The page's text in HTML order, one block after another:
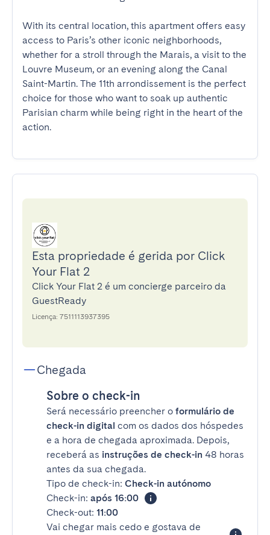
With its central location, this apartment offers easy
access to Paris’s other iconic neighborhoods,
whether for a stroll through the Marais, a visit to the
Louvre Museum, or an evening along the Canal
Saint-Martin. The 11th arrondissement is the perfect
choice for those who want to soak up authentic
Parisian charm while being right in the heart of the
action.
Esta propriedade é gerida por Click
Your Flat 2
Click Your Flat 2 é um concierge parceiro da
GuestReady
Licença: 7511113937395
Chegada
Sobre o check-in
Será necessário preencher o formulário de
check-in digital com os dados dos hóspedes
e a hora de chegada aproximada. Depois,
receberá as instruções de check-in 48 horas
antes da sua chegada.
Tipo de check-in: Check-in autónomo
Check-in: após 16:00
Check-out: 11:00
Vai chegar mais cedo e gostava de